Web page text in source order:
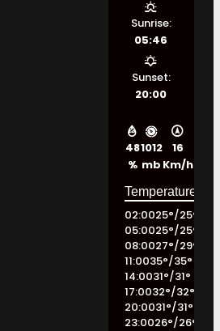
48
%
1012
mb
16
Km/h
Sunrise:
05:46
Sunset:
20:00
02:0025°/25°
05:0025°/25°
08:0027°/29°
11:0035°/35°
14:0031°/31°
17:0032°/32°
20:0031°/31°
23:0026°/26°